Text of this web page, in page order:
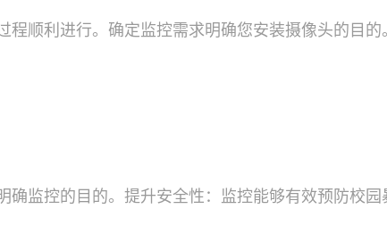
顺利进行。确定监控需求明确您安装摄像头的目的
监控的目的。提升安全性：监控能够有效预防校园